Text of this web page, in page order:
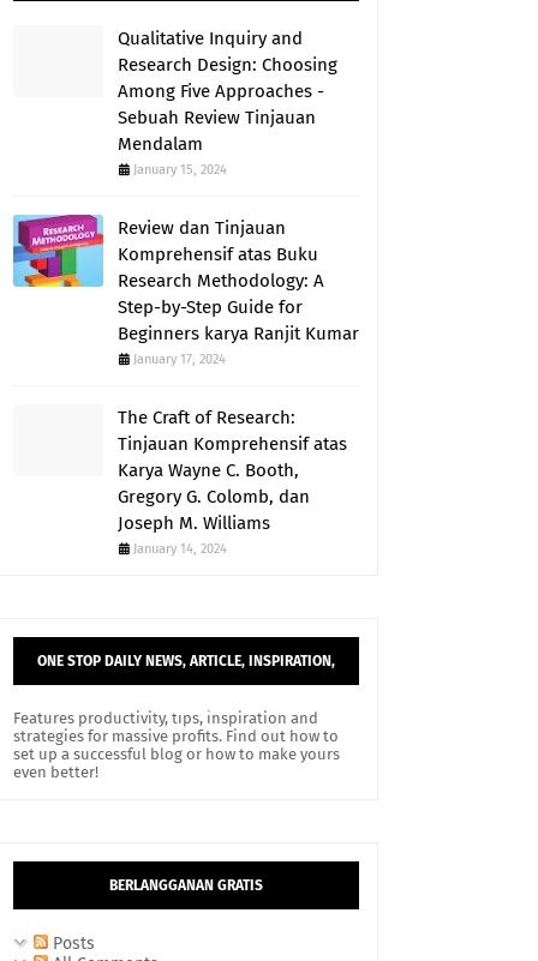
Qualitative Inquiry and
Research Design: Choosing
Among Five Approaches -
Sebuah Review Tinjauan
Mendalam
January 15, 2024
Review dan Tinjauan
Komprehensif atas Buku
Research Methodology: A
Step-by-Step Guide for
Beginners karya Ranjit Kumar
January 17, 2024
The Craft of Research:
Tinjauan Komprehensif atas
Karya Wayne C. Booth,
Gregory G. Colomb, dan
Joseph M. Williams
January 14, 2024
ONE STOP DAILY NEWS, ARTICLE, INSPIRATION,
AND TIPS.
Features productivity, tips, inspiration and
strategies for massive profits. Find out how to
set up a successful blog or how to make yours
even better!
BERLANGGANAN GRATIS
Posts